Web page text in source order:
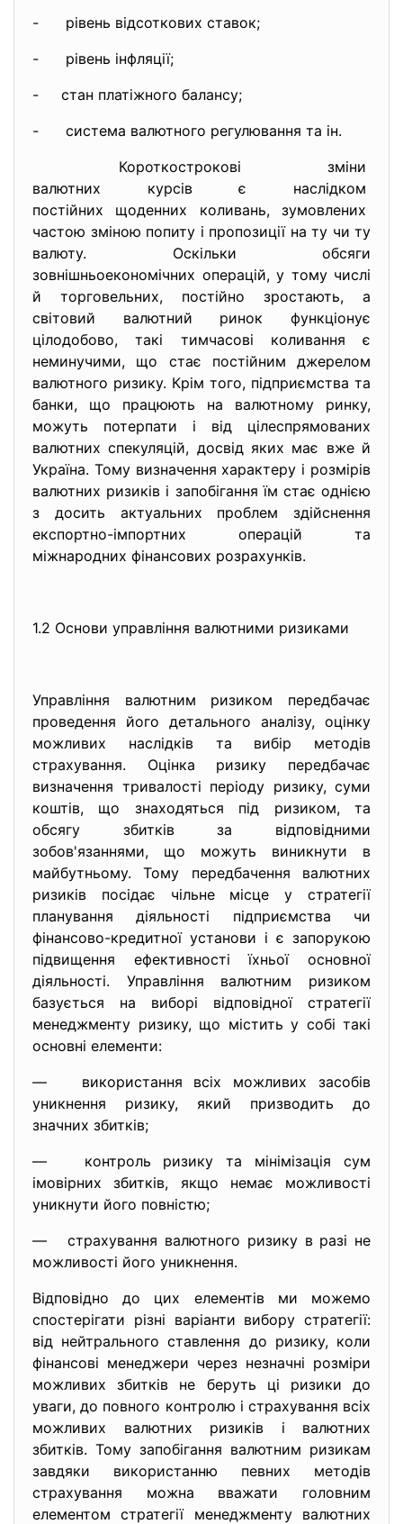
- рівень відсоткових ставок;
- рівень інфляції;
- стан платіжного балансу;
- система валютного регулювання та ін.
Короткострокові зміни
валютних курсів є наслідком
постійних щоденних коливань, зумовлених
частою зміною попиту і пропозиції на ту чи ту
валюту. Оскільки обсяги
зовнішньоекономічних операцій, у тому числі
й торговельних, постійно зростають, а
світовий валютний ринок функціонує
цілодобово, такі тимчасові коливання є
неминучими, що стає постійним джерелом
валютного ризику. Крім того, підприємства та
банки, що працюють на валютному ринку,
можуть потерпати і від цілеспрямованих
валютних спекуляцій, досвід яких має вже й
Україна. Тому визначення характеру і розмірів
валютних ризиків і запобігання їм стає однією
з досить актуальних проблем здійснення
експортно-імпортних операцій та
міжнародних фінансових розрахунків.
1.2 Основи управління валютними ризиками
Управління валютним ризиком передбачає
проведення його детального аналізу, оцінку
можливих наслідків та вибір методів
страхування. Оцінка ризику передбачає
визначення тривалості періоду ризику, суми
коштів, що знаходяться під ризиком, та
обсягу збитків за відповідними
зобов'язаннями, що можуть виникнути в
майбутньому. Тому передбачення валютних
ризиків посідає чільне місце у стратегії
планування діяльності підприємства чи
фінансово-кредитної установи і є запорукою
підвищення ефективності їхньої основної
діяльності. Управління валютним ризиком
базується на виборі відповідної стратегії
менеджменту ризику, що містить у собі такі
основні елементи:
— використання всіх можливих засобів
уникнення ризику, який призводить до
значних збитків;
— контроль ризику та мінімізація сум
імовірних збитків, якщо немає можливості
уникнути його повністю;
— страхування валютного ризику в разі не
можливості його уникнення.
Відповідно до цих елементів ми можемо
спостерігати різні варіанти вибору стратегії:
від нейтрального ставлення до ризику, коли
фінансові менеджери через незначні розміри
можливих збитків не беруть ці ризики до
уваги, до повного контролю і страхування всіх
можливих валютних ризиків і валютних
збитків. Тому запобігання валютним ризикам
завдяки використанню певних методів
страхування можна вважати головним
елементом стратегії менеджменту валютних